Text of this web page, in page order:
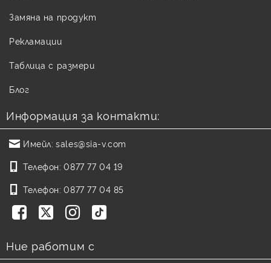
Замяна на продукт
Рекламации
Таблица с размери
Блог
Информация за контакти:
Имейл: sales@sia-v.com
Телефон: 0877 77 04 19
Телефон: 0877 77 04 85
Ние работим с